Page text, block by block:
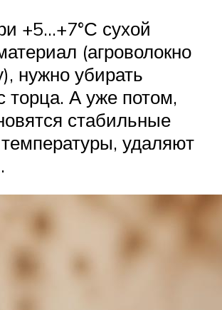
+5…+7°С сухой
(агроволокно
нужно убирать
торца. А уже потом,
стабильные
удаляют